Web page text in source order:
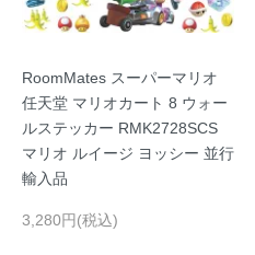
RoomMates スーパーマリオ
任天堂 マリオカート 8 ウォー
ルステッカー RMK2728SCS
マリオ ルイージ ヨッシー 並行
輸入品
3,280円(税込)